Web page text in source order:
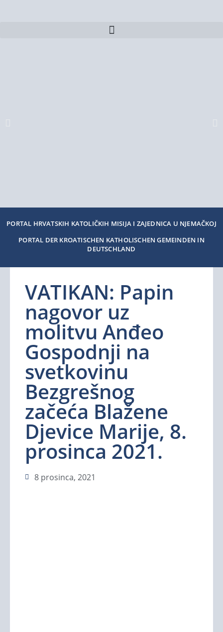
PORTAL HRVATSKIH KATOLIČKIH MISIJA I ZAJEDNICA U NJEMAČKOJ
PORTAL DER KROATISCHEN KATHOLISCHEN GEMEINDEN IN
DEUTSCHLAND
VATIKAN: Papin
nagovor uz
molitvu Anđeo
Gospodnji na
svetkovinu
Bezgrešnog
začeća Blažene
Djevice Marije, 8.
prosinca 2021.
8 prosinca, 2021